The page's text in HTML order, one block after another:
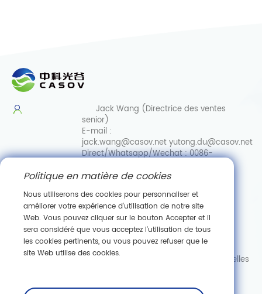
Jack Wang (Directrice des ventes
senior)
E-mail :
jack.wang@casov.netyutong.du@casov.net
Direct/Whatsapp/Wechat :0086-
info@casovbio.net
Direct/Whatsapp/Wechat :0086-
15307143249
Pôle d'innovation en biologie synthétique de Wuhan
89, rue Gaokeyuan 3, zone de développement de nouvelles
S'abonner
Politique en matière de cookies
Nous utiliserons des cookies pour personnaliser et
améliorer votre expérience d'utilisation de notre site
Web. Vous pouvez cliquer sur le bouton Accepter et il
sera considéré que vous acceptez l'utilisation de tous
les cookies pertinents, ou vous pouvez refuser que le
site Web utilise des cookies.